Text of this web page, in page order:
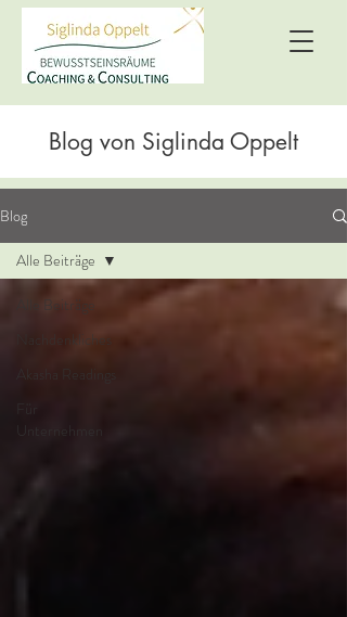
Blog von Siglinda Oppelt
Blog
Alle Beiträge
Nachdenkliches
Akasha Readings
Für
Unternehmen
Alle Beiträge